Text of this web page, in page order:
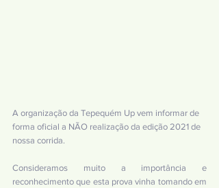
A organização da Tepequém Up vem informar de
forma oficial a NÃO realização da edição 2021 de
nossa corrida.
Consideramos muito a importância e
reconhecimento que esta prova vinha tomando em